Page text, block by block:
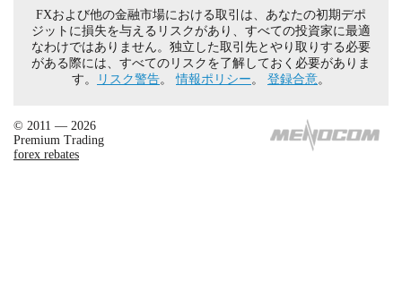
FXおよび他の金融市場における取引は、あなたの初期デポ
ジットに損失を与えるリスクがあり、すべての投資家に最適
なわけではありません。独立した取引先とやり取りする必要
がある際には、すべてのリスクを了解しておく必要がありま
す。
リスク警告。情報ポリシー。 登録合意。
© 2011 — 2026
Premium Trading
forex rebates